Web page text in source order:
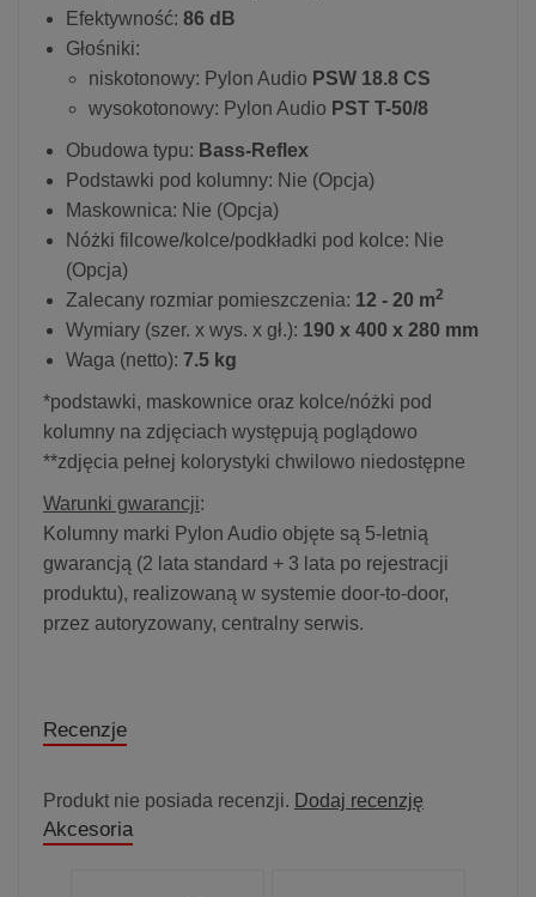
Efektywność: 86 dB
Głośniki:
niskotonowy: Pylon Audio PSW 18.8 CS
wysokotonowy: Pylon Audio PST T-50/8
Obudowa typu: Bass-Reflex
Podstawki pod kolumny: Nie (Opcja)
Maskownica: Nie (Opcja)
Nóżki filcowe/kolce/podkładki pod kolce: Nie
(Opcja)
Zalecany rozmiar pomieszczenia: 12 - 20 m2
Wymiary (szer. x wys. x gł.): 190 x 400 x 280 mm
Waga (netto): 7.5 kg
*podstawki, maskownice oraz kolce/nóżki pod
kolumny na zdjęciach występują poglądowo
**zdjęcia pełnej kolorystyki chwilowo niedostępne
Warunki gwarancji:
Kolumny marki Pylon Audio objęte są 5-letnią
gwarancją (2 lata standard + 3 lata po rejestracji
produktu), realizowaną w systemie door-to-door,
przez autoryzowany, centralny serwis.
Recenzje
Produkt nie posiada recenzji. Dodaj recenzję
Akcesoria